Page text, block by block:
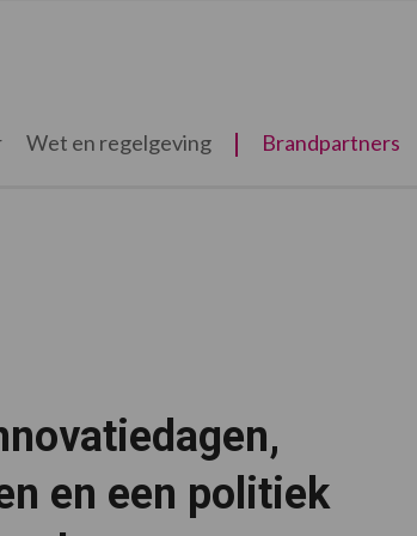
Wet en regelgeving Brandpartners
en een politiek